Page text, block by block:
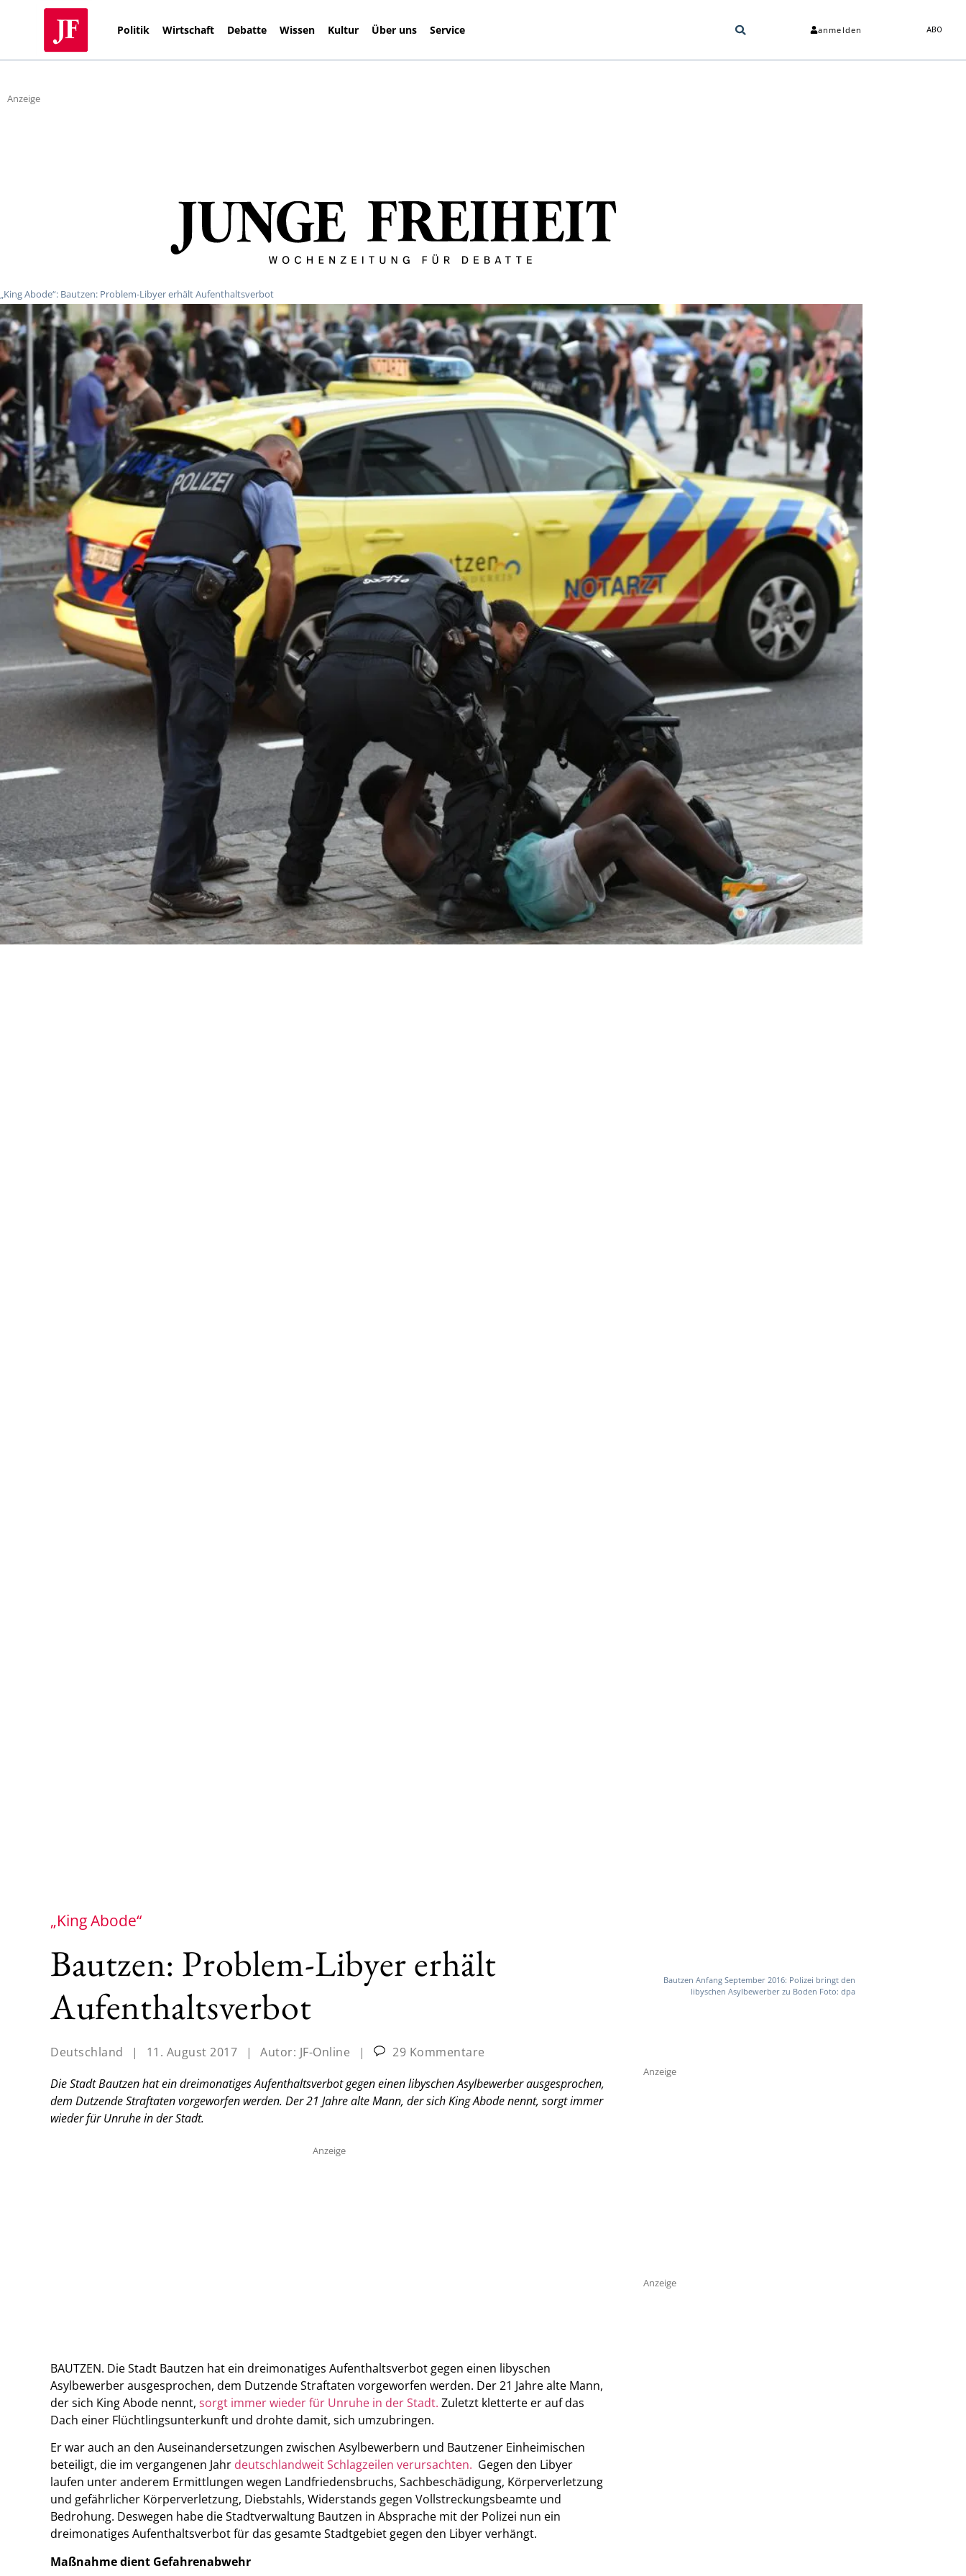
Politik Wirtschaft Debatte Wissen Kultur Über uns Service anmelden ABO
Anzeige
„King Abode“: Bautzen: Problem-Libyer erhält Aufenthaltsverbot
„King Abode“
Bautzen: Problem-Libyer erhält
Aufenthaltsverbot
Deutschland | 11. August 2017 | Autor: JF-Online |
29 Kommentare
Die Stadt Bautzen hat ein dreimonatiges Aufenthaltsverbot gegen einen libyschen Asylbewerber ausgesprochen,
dem Dutzende Straftaten vorgeworfen werden. Der 21 Jahre alte Mann, der sich King Abode nennt, sorgt immer
wieder für Unruhe in der Stadt.
Anzeige
BAUTZEN. Die Stadt Bautzen hat ein dreimonatiges Aufenthaltsverbot gegen einen libyschen
Asylbewerber ausgesprochen, dem Dutzende Straftaten vorgeworfen werden. Der 21 Jahre alte Mann,
der sich King Abode nennt, sorgt immer wieder für Unruhe in der Stadt. Zuletzt kletterte er auf das
Dach einer Flüchtlingsunterkunft und drohte damit, sich umzubringen.
Er war auch an den Auseinandersetzungen zwischen Asylbewerbern und Bautzener Einheimischen
beteiligt, die im vergangenen Jahr deutschlandweit Schlagzeilen verursachten. Gegen den Libyer
laufen unter anderem Ermittlungen wegen Landfriedensbruchs, Sachbeschädigung, Körperverletzung
und gefährlicher Körperverletzung, Diebstahls, Widerstands gegen Vollstreckungsbeamte und
Bedrohung. Deswegen habe die Stadtverwaltung Bautzen in Absprache mit der Polizei nun ein
dreimonatiges Aufenthaltsverbot für das gesamte Stadtgebiet gegen den Libyer verhängt.
Maßnahme dient Gefahrenabwehr
Bautzen Anfang September 2016: Polizei bringt den
libyschen Asylbewerber zu Boden Foto: dpa
Anzeige
Anzeige